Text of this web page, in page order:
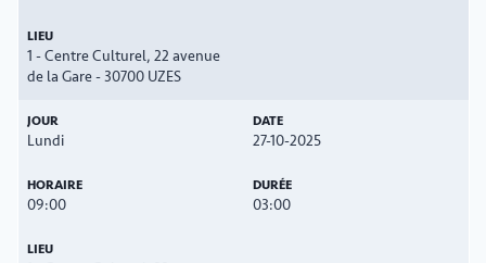
1 - Centre Culturel, 22 avenue
de la Gare - 30700 UZES
Lundi 27-10-2025
09:00 03:00